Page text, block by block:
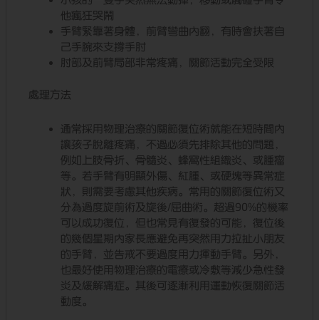
他瘋狂哭鬧
手臂緊靠著身體，前臂彎曲內翻，有時會扶著自
己手腕來支撐手肘
肘部及前臂局部非常疼痛，關節活動完全受限
處理方法
通常採用物理治療的關節復位術就能在短時間內
讓孩子脫離疼痛，不過必須先排除其他的問題，
例如上肢骨折、骨髓炎、蜂窩性組織炎、或腫瘤
等。若手臂有明顯外傷、紅腫、或硬塊等異常症
狀，則需要考慮其他疾病。常用的關節復位術又
分為過度旋前術及旋後/屈曲術。超過90%的機率
可以成功復位，但也常見有復發的可能，復位後
的幾個星期內家長應避免再突然用力拉扯小朋友
的手臂，並告戒不要過度用力揮動手臂。另外，
也最好使用物理治療的電療或冷敷等減少急性發
炎及緩解痛症。其後可逐漸利用運動恢復關節活
動度。